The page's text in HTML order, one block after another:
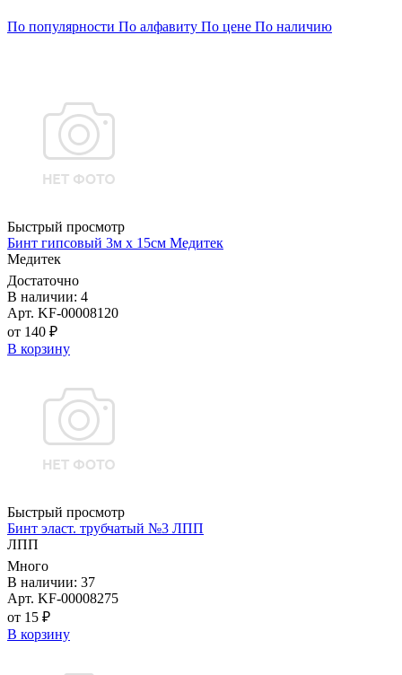
По популярности По алфавиту По цене По наличию
Быстрый просмотр
Бинт гипсовый 3м х 15см Медитек
Медитек
Достаточно
В наличии: 4
Арт. KF-00008120
от 140 ₽
В корзину
Быстрый просмотр
Бинт эласт. трубчатый №3 ЛПП
ЛПП
Много
В наличии: 37
Арт. KF-00008275
от 15 ₽
В корзину